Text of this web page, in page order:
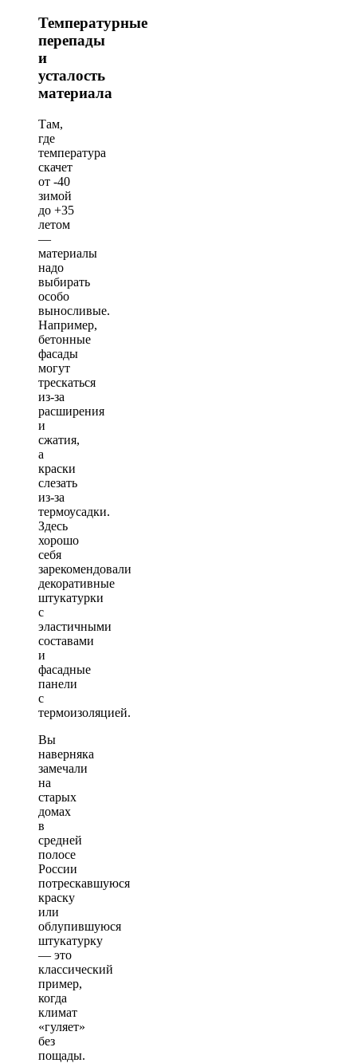
Температурные
перепады
и
усталость
материала
Там,
где
температура
скачет
от -40
зимой
до +35
летом
—
материалы
надо
выбирать
особо
выносливые.
Например,
бетонные
фасады
могут
трескаться
из-за
расширения
и
сжатия,
а
краски
слезать
из-за
термоусадки.
Здесь
хорошо
себя
зарекомендовали
декоративные
штукатурки
с
эластичными
составами
и
фасадные
панели
с
термоизоляцией.
Вы
наверняка
замечали
на
старых
домах
в
средней
полосе
России
потрескавшуюся
краску
или
облупившуюся
штукатурку
— это
классический
пример,
когда
климат
«гуляет»
без
пощады.